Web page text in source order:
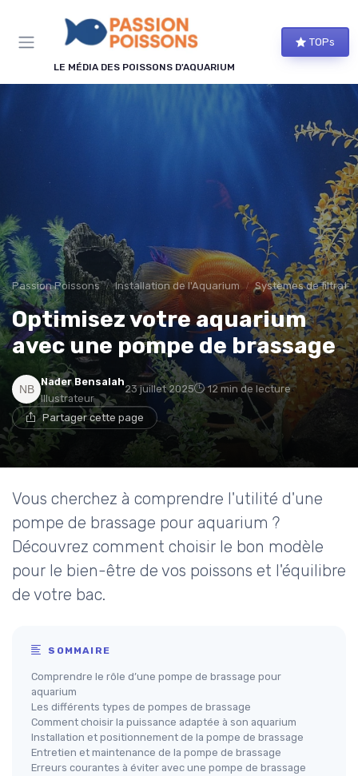
LE MÉDIA DES POISSONS D'AQUARIUM
TOPs
Passion Poissons Installation de l'Aquarium Systèmes de
Optimisez votre aquarium
avec une pompe de brassage
Nader Bensalah
Illustrateur
23 juillet 2025 12 min de lecture
Partager cette page
Vous cherchez à comprendre l'utilité d'une
pompe de brassage pour aquarium ?
Découvrez comment choisir le bon modèle
pour le bien-être de vos poissons et l'équilibre
de votre bac.
SOMMAIRE
Comprendre le rôle d’une pompe de brassage pour
aquarium
Les différents types de pompes de brassage
Comment choisir la puissance adaptée à son aquarium
Installation et positionnement de la pompe de brassage
Entretien et maintenance de la pompe de brassage
Erreurs courantes à éviter avec une pompe de brassage